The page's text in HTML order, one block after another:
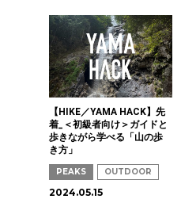
【HIKE／YAMA HACK】先
着_＜初級者向け＞ガイドと
歩きながら学べる「山の歩
き方」
PEAKS OUTDOOR
2024.05.15